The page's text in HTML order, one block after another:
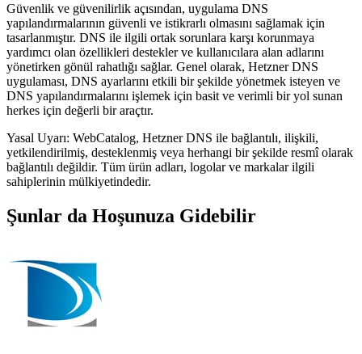
Güvenlik ve güvenilirlik açısından, uygulama DNS
yapılandırmalarının güvenli ve istikrarlı olmasını sağlamak için
tasarlanmıştır. DNS ile ilgili ortak sorunlara karşı korunmaya
yardımcı olan özellikleri destekler ve kullanıcılara alan adlarını
yönetirken gönül rahatlığı sağlar. Genel olarak, Hetzner DNS
uygulaması, DNS ayarlarını etkili bir şekilde yönetmek isteyen ve
DNS yapılandırmalarını işlemek için basit ve verimli bir yol sunan
herkes için değerli bir araçtır.
Yasal Uyarı: WebCatalog, Hetzner DNS ile bağlantılı, ilişkili,
yetkilendirilmiş, desteklenmiş veya herhangi bir şekilde resmî olarak
bağlantılı değildir. Tüm ürün adları, logolar ve markalar ilgili
sahiplerinin mülkiyetindedir.
Şunlar da Hoşunuza Gidebilir